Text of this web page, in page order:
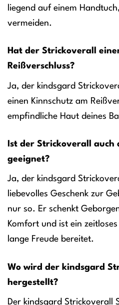
liegend auf einem
vermeiden.
Hat der Strickoverall
Reißverschluss?
Ja, der kindsgard
einen Kinnschutz am
empfindliche Haut deines
Ist der Strickoverall auch
geeignet?
Ja, der kindsgard
liebevolles Geschenk zur
nur so. Er schenkt
Komfort und ist ein
lange Freude bereitet.
Wo wird der kindsgard
hergestellt?
Der kindsgard Strickoverall